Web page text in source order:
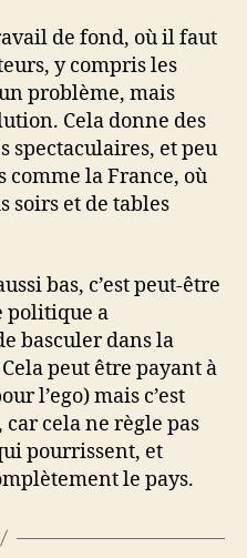
de fond, où il faut
y compris les
problème, mais
Cela donne des
spectaculaires, et peu
comme la France, où
soirs et de tables
bas, c’est peut-être
politique a
basculer dans la
peut être payant à
l’ego) mais c’est
cela ne règle pas
pourrissent, et
le pays.